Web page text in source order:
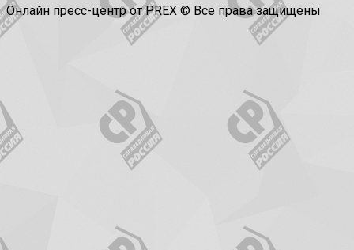
Онлайн пресс-центр от PREX © Все права защищены